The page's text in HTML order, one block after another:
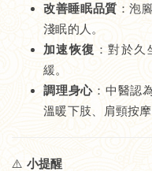
改善睡眠品質 ：泡
淺眠的人。
加速恢復 ：對於
緩。
調理身心 ：中醫認
溫暖下肢、肩頸按
⚠️ 小提醒